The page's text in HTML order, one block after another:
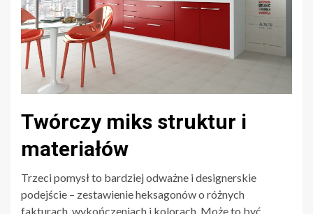
Twórczy miks struktur i
materiałów
Trzeci pomysł to bardziej odważne i designerskie
podejście – zestawienie heksagonów o różnych
fakturach, wykończeniach i kolorach. Może to być